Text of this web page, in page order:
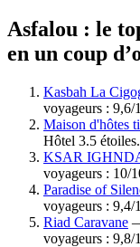
Asfalou : le
en un coup
Kasbah La
voyageurs :
Maison d'hôtes
Hôtel 3.5 étoiles.
KSAR
voyageurs : 10/
Paradise of
voyageurs :
Riad Caravane
voyageurs :